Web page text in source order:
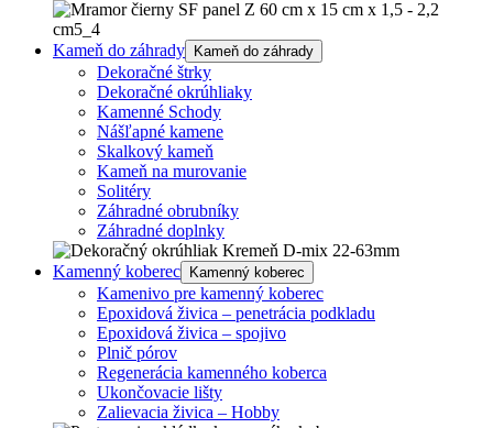
Kameň do záhrady Kameň do záhrady
Dekoračné štrky
Dekoračné okrúhliaky
Kamenné Schody
Nášľapné kamene
Skalkový kameň
Kameň na murovanie
Solitéry
Záhradné obrubníky
Záhradné doplnky
Kamenný koberec Kamenný koberec
Kamenivo pre kamenný koberec
Epoxidová živica – penetrácia podkladu
Epoxidová živica – spojivo
Plnič pórov
Regenerácia kamenného koberca
Ukončovacie lišty
Zalievacia živica – Hobby